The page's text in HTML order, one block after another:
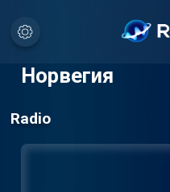
Норвегия
Radio